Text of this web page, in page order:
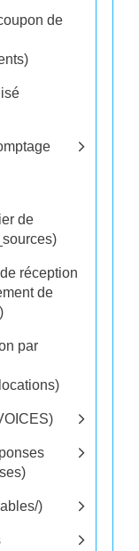
de
de
réception
de
par
)